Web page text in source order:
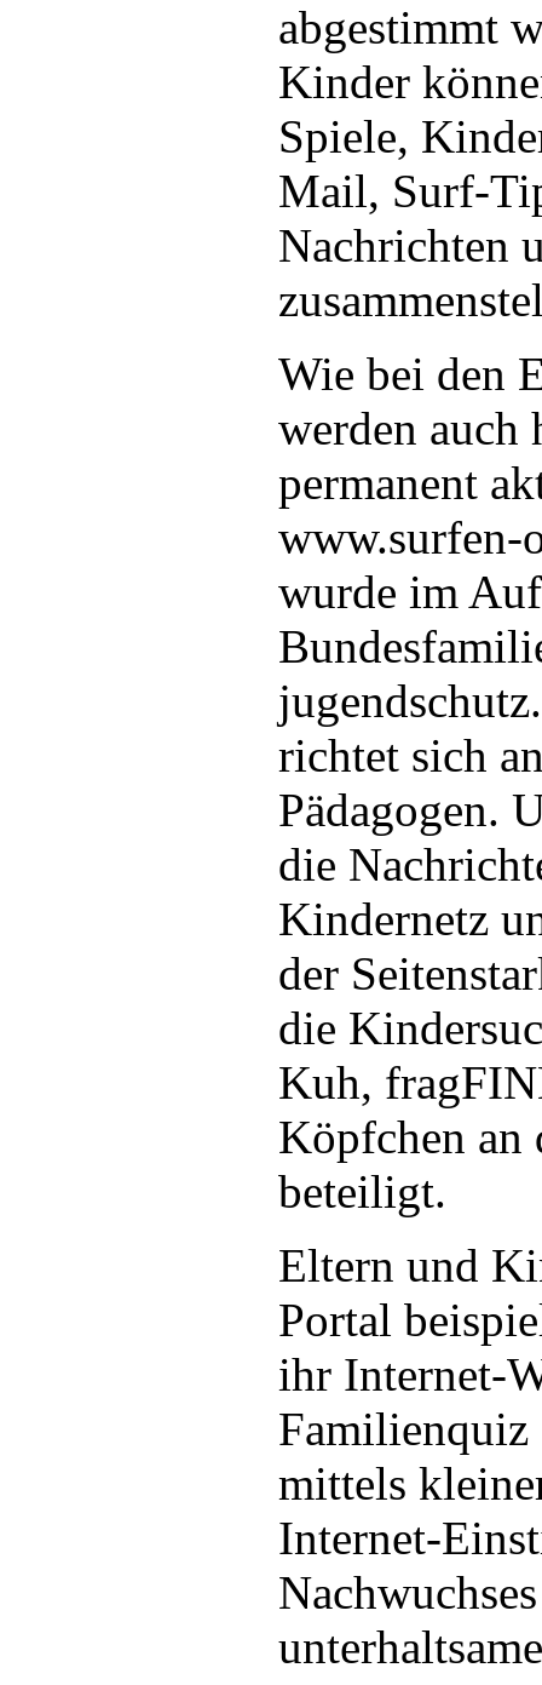
abgestimmt
Kinder
Spiele,
Mail, Surf-
Nachrichten
Wie bei den
werden auch
permanent
www.surfen-
wurde im
richtet sich
Pädagogen.
die
Kindernetz
der
die
Kuh,
Köpfchen an
beteiligt.
Eltern und
Portal
ihr Internet-
Familienquiz
mittels
Internet-